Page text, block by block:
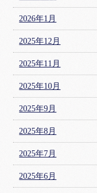
2026年1月
2025年12月
2025年11月
2025年10月
2025年9月
2025年8月
2025年7月
2025年6月